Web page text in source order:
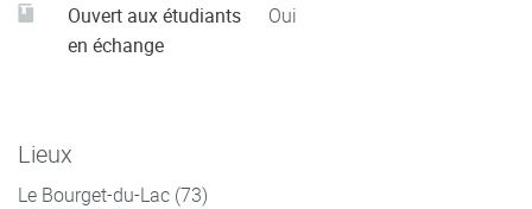
Ouvert aux étudiants
en échange
Oui
Lieux
Le Bourget-du-Lac (73)